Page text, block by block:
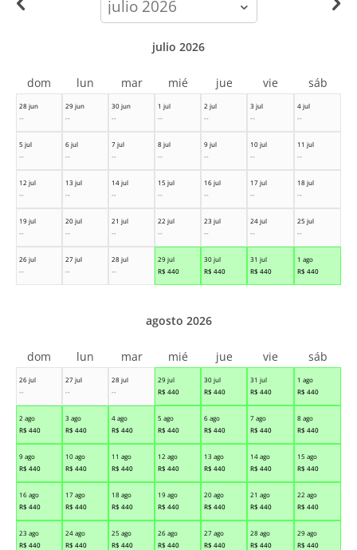
month
28 jun
--
29 jun
--
30 jun
--
1 jul
--
2 jul
--
3 jul
--
4 jul
--
5 jul
--
6 jul
--
7 jul
--
8 jul
--
9 jul
--
10 jul
--
11 jul
--
12 jul
--
13 jul
--
14 jul
--
15 jul
--
16 jul
--
17 jul
--
18 jul
--
19 jul
--
20 jul
--
21 jul
--
22 jul
--
23 jul
--
24 jul
--
25 jul
--
26 jul
--
27 jul
--
28 jul
--
29 jul
R$ 440
30 jul
R$ 440
31 jul
R$ 440
1 ago
R$ 440
julio 2026
dom lun mar mié jue vie sáb
26 jul
--
27 jul
--
28 jul
--
29 jul
R$ 440
30 jul
R$ 440
31 jul
R$ 440
1 ago
R$ 440
2 ago
R$ 440
3 ago
R$ 440
4 ago
R$ 440
5 ago
R$ 440
6 ago
R$ 440
7 ago
R$ 440
8 ago
R$ 440
9 ago
R$ 440
10 ago
R$ 440
11 ago
R$ 440
12 ago
R$ 440
13 ago
R$ 440
14 ago
R$ 440
15 ago
R$ 440
16 ago
R$ 440
17 ago
R$ 440
18 ago
R$ 440
19 ago
R$ 440
20 ago
R$ 440
21 ago
R$ 440
22 ago
R$ 440
23 ago
R$ 440
24 ago
R$ 440
25 ago
R$ 440
26 ago
R$ 440
27 ago
R$ 440
28 ago
R$ 440
29 ago
R$ 440
agosto 2026
dom lun mar mié jue vie sáb